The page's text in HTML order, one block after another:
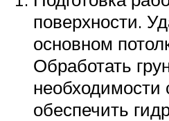
поверхности.
основном
Обработать
необходимости
обеспечить